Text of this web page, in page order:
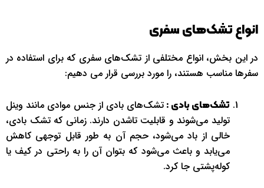
انواع تشک‌های سفری
در این بخش، انواع مختلفی از تشک‌های سفری که برای استفاده در
سفرها مناسب هستند، را مورد بررسی قرار می دهیم:
تشک‌های بادی : تشک‌های بادی از جنس موادی مانند وینل
تولید می‌شوند و قابلیت تاشدن دارند. زمانی که تشک بادی،
خالی از باد می‌شود، حجم آن به طور قابل توجهی کاهش
می‌یابد و باعث می‌شود که بتوان آن را به راحتی در کیف یا
کوله‌پشتی جا کرد.